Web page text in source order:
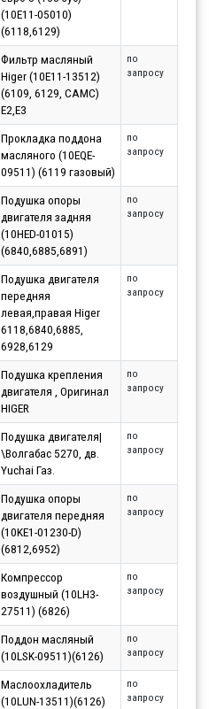
(10E11-05010)
(6118,6129)
Фильтр масляный
Higer (10E11-13512)
(6109, 6129, САМС)
Е2,Е3
по
запросу
Прокладка поддона
масляного (10EQE-
09511) (6119 газовый)
по
запросу
Подушка опоры
двигателя задняя
(10HED-01015)
(6840,6885,6891)
по
запросу
Подушка двигателя
передняя
левая,правая Higer
6118,6840,6885,
6928,6129
по
запросу
Подушка крепления
двигателя , Оригинал
HIGER
по
запросу
Подушка двигателя|
\Волгабас 5270, дв.
Yuchai Газ.
по
запросу
Подушка опоры
двигателя передняя
(10KE1-01230-D)
(6812,6952)
по
запросу
Компрессор
воздушный (10LH3-
27511) (6826)
по
запросу
Поддон масляный
(10LSK-09511)(6126)
по
запросу
Маслоохладитель
(10LUN-13511)(6126)
по
запросу